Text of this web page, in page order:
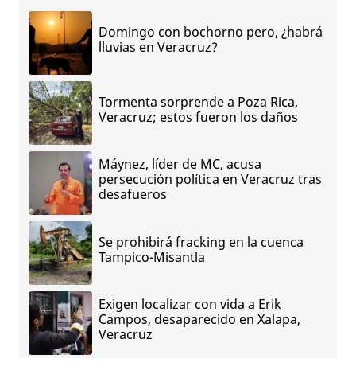
Domingo con bochorno pero, ¿habrá
lluvias en Veracruz?
Tormenta sorprende a Poza Rica,
Veracruz; estos fueron los daños
Máynez, líder de MC, acusa
persecución política en Veracruz tras
desafueros
Se prohibirá fracking en la cuenca
Tampico-Misantla
Exigen localizar con vida a Erik
Campos, desaparecido en Xalapa,
Veracruz